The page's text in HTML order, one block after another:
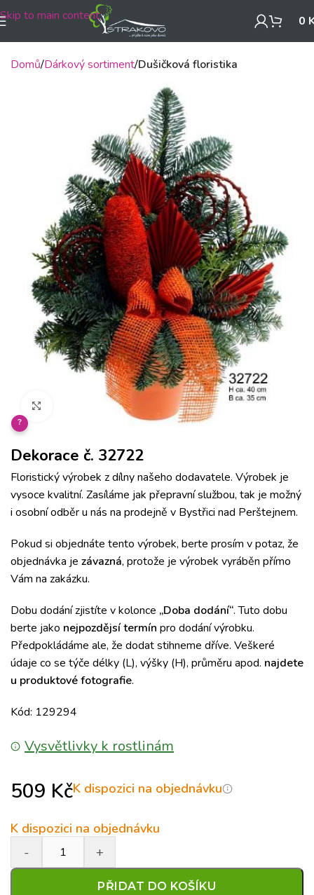
Skip to main content 0
Domů Dárkový sortiment Dušičková floristika
Klikněte pro zvětšení
?
Dekorace č. 32722
Floristický výrobek z dílny našeho dodavatele. Výrobek je
vysoce kvalitní. Zasíláme jak přepravní službou, tak je možný
i osobní odběr u nás na prodejně v Bystřici nad Perštejnem.
Pokud si objednáte tento výrobek, berte prosím v potaz, že
objednávka je závazná, protože je výrobek vyráběn přímo
Vám na zakázku.
Dobu dodání zjistíte v kolonce „Doba dodání“. Tuto dobu
berte jako nejpozdějsí termín pro dodání výrobku.
Předpokládáme ale, že dodat stihneme dříve. Veškeré
údaje co se týče délky (L), výšky (H), průměru apod. najdete
u produktové fotografie.
Kód: 129294
Vysvětlivky k rostlinám
509 KčK dispozici na objednávku
K dispozici na objednávku
PŘIDAT DO KOŠÍKU